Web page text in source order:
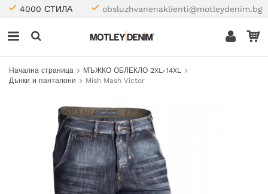
4000 СТИЛА obsluzhvanenaklienti@motleydenim.bg
Начална страница
МЪЖКО ОБЛЕКЛО 2XL-14XL
Дънки и панталони
Mish Mash Victor